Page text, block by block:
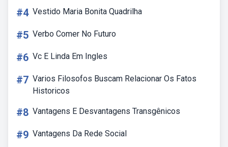
#4 Vestido Maria Bonita Quadrilha
#5 Verbo Comer No Futuro
#6 Vc E Linda Em Ingles
#7 Varios Filosofos Buscam Relacionar Os Fatos
Historicos
#8 Vantagens E Desvantagens Transgênicos
#9 Vantagens Da Rede Social